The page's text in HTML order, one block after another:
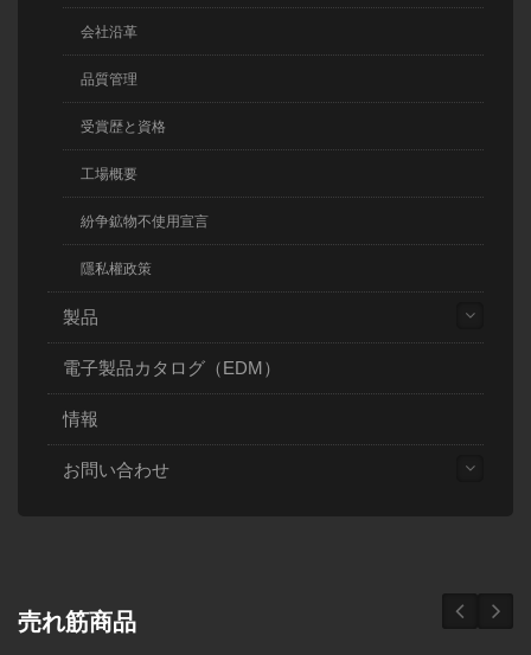
会社沿革
品質管理
受賞歴と資格
工場概要
紛争鉱物不使用宣言
隱私權政策
製品
電子製品カタログ（EDM）
情報
お問い合わせ
売れ筋商品